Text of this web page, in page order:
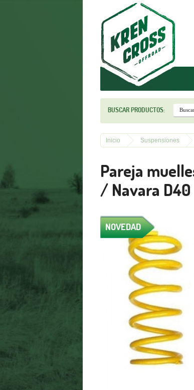
BUSCAR PRODUCTOS:
Inicio Suspensiones
Pareja
/ Navara D40
NOVEDAD